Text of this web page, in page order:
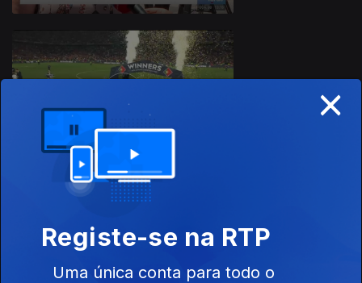
06 jul. 2026
×
Registe-se na RTP
Uma única conta para todo o